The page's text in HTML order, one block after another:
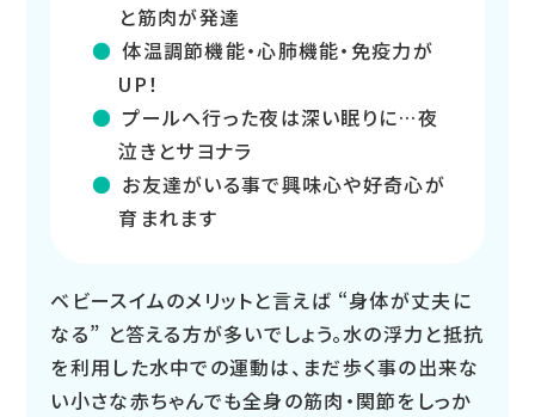
と筋肉が発達
体温調節機能・心肺機能・免疫力が
UP！
プールへ行った夜は深い眠りに…夜
泣きとサヨナラ
お友達がいる事で興味心や好奇心が
育まれます
ベビースイムのメリットと言えば “身体が丈夫に
なる” と答える方が多いでしょう。水の浮力と抵抗
を利用した水中での運動は、まだ歩く事の出来な
い小さな赤ちゃんでも全身の筋肉・関節をしっか